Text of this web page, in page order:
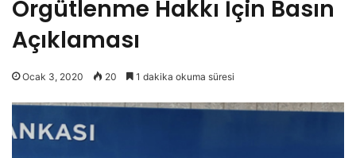
Örgütlenme Hakkı İçin Basın
Açıklaması
Ocak 3, 2020 20 1 dakika okuma süresi